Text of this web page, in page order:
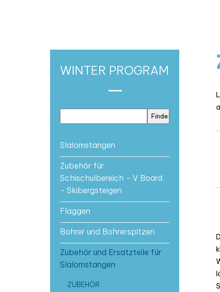
WINTER PROGRAM
Slalomstangen
Zubehör für
Schischulbereich - V Board
- Skibergsteigen
Flaggen
Bohrer und Bohrerspitzen
Zubehör und Ersatzteile für
Slalomstangen
ZUBEHÖR